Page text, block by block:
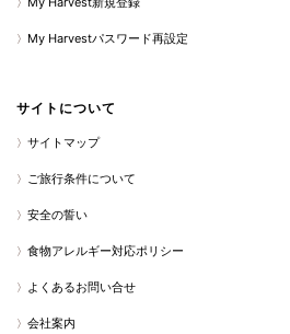
My Harvestパスワード再設定
サイトについて
サイトマップ
ご旅行条件について
安全の誓い
食物アレルギー対応ポリシー
よくあるお問い合せ
会社案内